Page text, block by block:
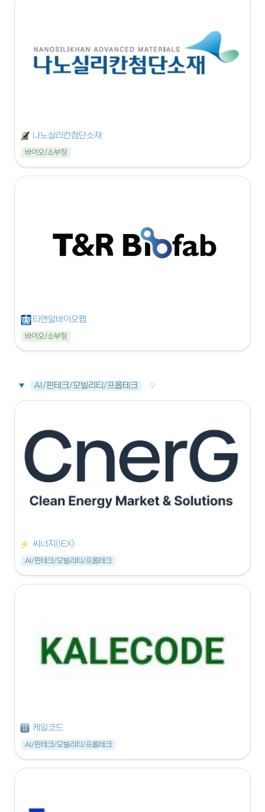
나노실리칸첨단소재
바이오/소부장
🩻 티앤알바이오팹
바이오/소부장
AI/핀테크/모빌리티/프롭테크 9
씨너지(IEX)
AI/핀테크/모빌리티/프롭테크
케일코드
AI/핀테크/모빌리티/프롭테크